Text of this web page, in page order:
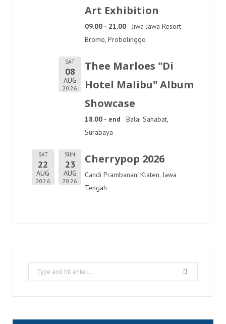
Art Exhibition
09.00 - 21.00
Jiwa Jawa Resort
Bromo, Probolinggo
SAT
08
AUG
2026
Thee Marloes "Di
Hotel Malibu" Album
Showcase
18.00 - end
Balai Sahabat,
Surabaya
SAT
22
AUG
2026
SUN
23
AUG
2026
Cherrypop 2026
Candi Prambanan, Klaten, Jawa
Tengah
Search
for: